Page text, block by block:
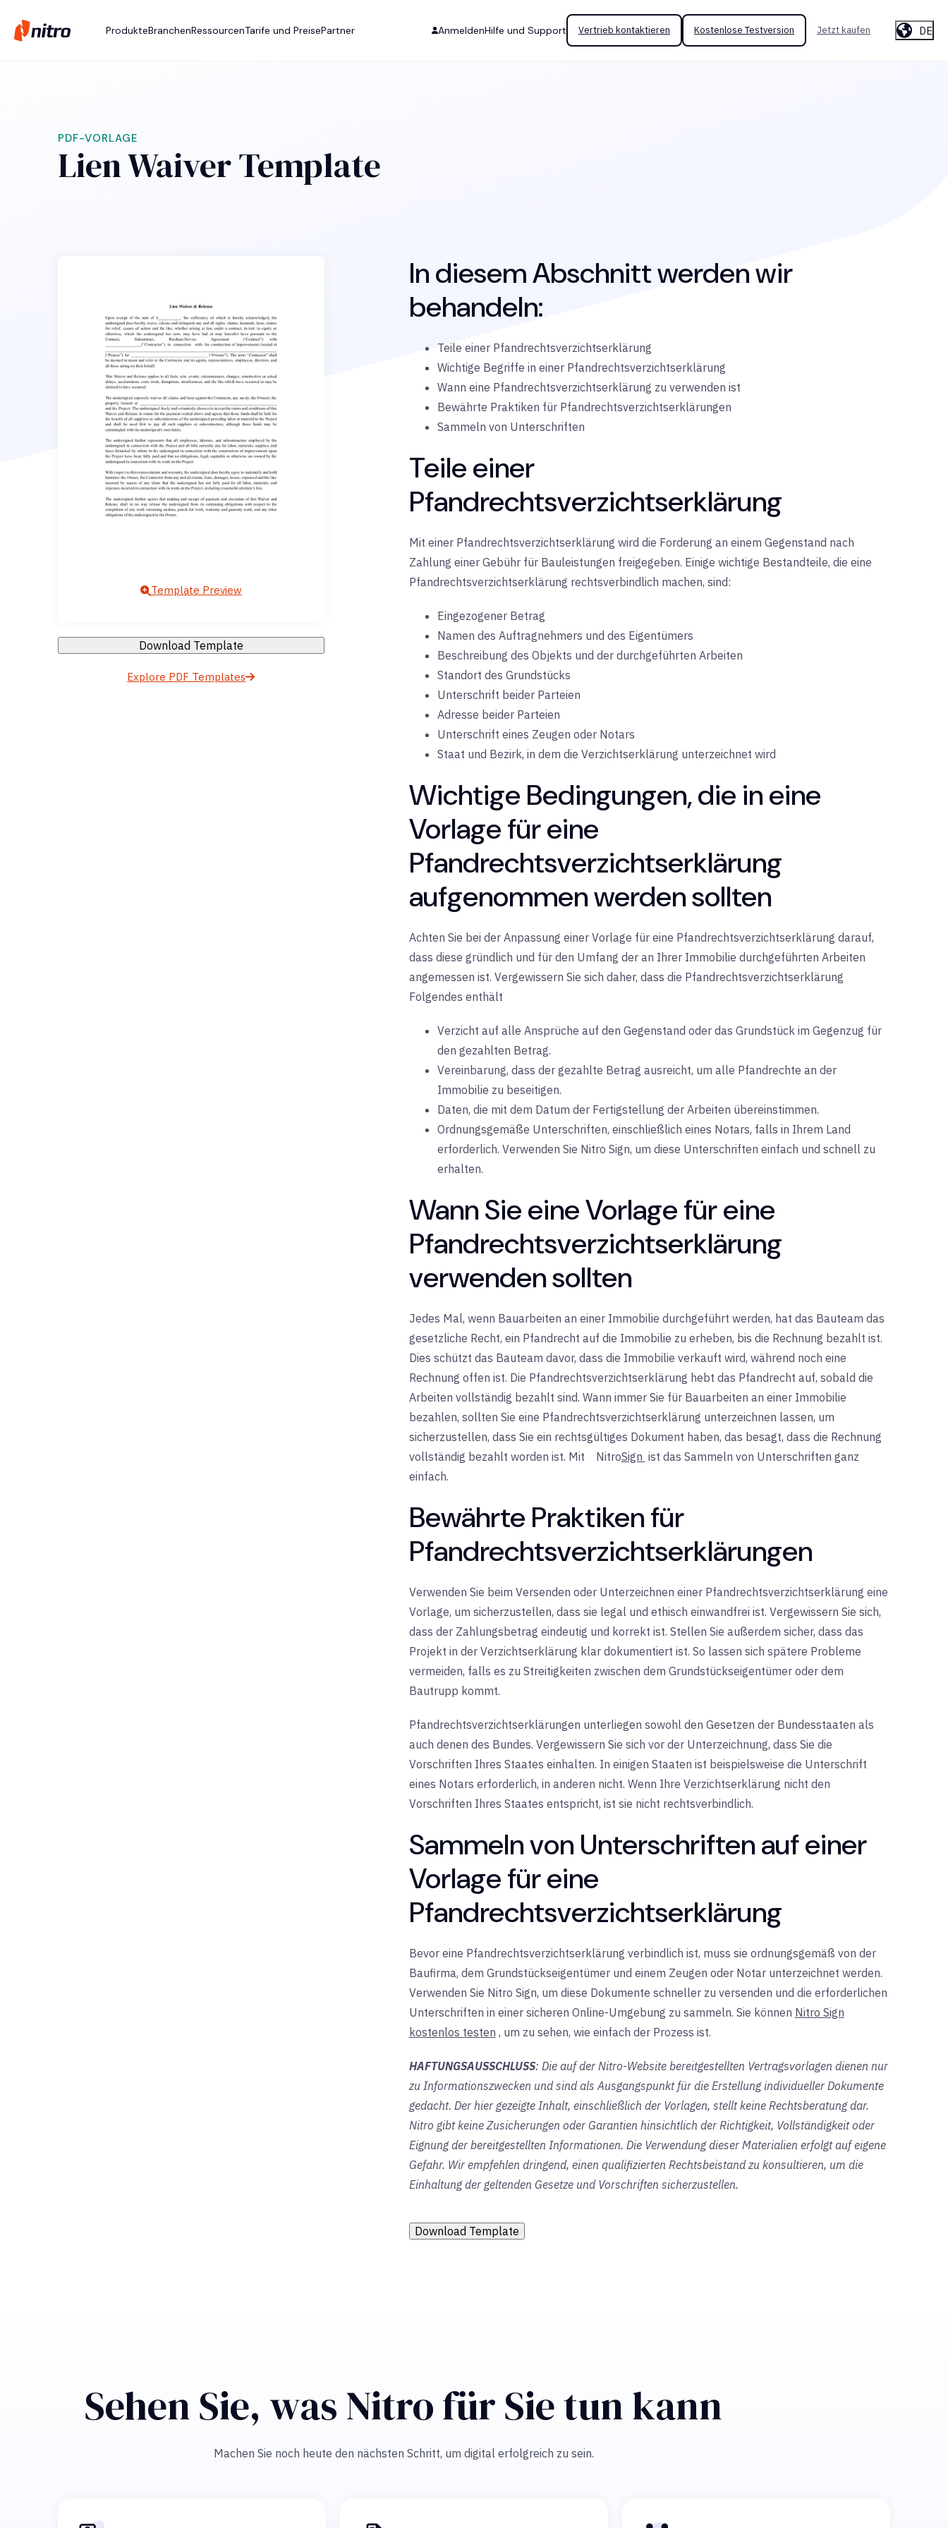
ProdukteBranchenRessourcenTarife und PreisePartner AnmeldenHilfe und Support Vertrieb kontaktieren Kostenlose Testversion Jetzt kaufen DE
PDF-VORLAGE
Lien Waiver Template
Template Preview
Download Template
Explore PDF Templates
In diesem Abschnitt werden wir
behandeln:
Teile einer Pfandrechtsverzichtserklärung
Wichtige Begriffe in einer Pfandrechtsverzichtserklärung
Wann eine Pfandrechtsverzichtserklärung zu verwenden ist
Bewährte Praktiken für Pfandrechtsverzichtserklärungen
Sammeln von Unterschriften
Teile einer
Pfandrechtsverzichtserklärung
Mit einer Pfandrechtsverzichtserklärung wird die Forderung an einem Gegenstand nach
Zahlung einer Gebühr für Bauleistungen freigegeben. Einige wichtige Bestandteile, die eine
Pfandrechtsverzichtserklärung rechtsverbindlich machen, sind:
Eingezogener Betrag
Namen des Auftragnehmers und des Eigentümers
Beschreibung des Objekts und der durchgeführten Arbeiten
Standort des Grundstücks
Unterschrift beider Parteien
Adresse beider Parteien
Unterschrift eines Zeugen oder Notars
Staat und Bezirk, in dem die Verzichtserklärung unterzeichnet wird
Wichtige Bedingungen, die in eine
Vorlage für eine
Pfandrechtsverzichtserklärung
aufgenommen werden sollten
Achten Sie bei der Anpassung einer Vorlage für eine Pfandrechtsverzichtserklärung darauf,
dass diese gründlich und für den Umfang der an Ihrer Immobilie durchgeführten Arbeiten
angemessen ist. Vergewissern Sie sich daher, dass die Pfandrechtsverzichtserklärung
Folgendes enthält
Verzicht auf alle Ansprüche auf den Gegenstand oder das Grundstück im Gegenzug für
den gezahlten Betrag.
Vereinbarung, dass der gezahlte Betrag ausreicht, um alle Pfandrechte an der
Immobilie zu beseitigen.
Daten, die mit dem Datum der Fertigstellung der Arbeiten übereinstimmen.
Ordnungsgemäße Unterschriften, einschließlich eines Notars, falls in Ihrem Land
erforderlich. Verwenden Sie Nitro Sign, um diese Unterschriften einfach und schnell zu
erhalten.
Wann Sie eine Vorlage für eine
Pfandrechtsverzichtserklärung
verwenden sollten
Jedes Mal, wenn Bauarbeiten an einer Immobilie durchgeführt werden, hat das Bauteam das
gesetzliche Recht, ein Pfandrecht auf die Immobilie zu erheben, bis die Rechnung bezahlt ist.
Dies schützt das Bauteam davor, dass die Immobilie verkauft wird, während noch eine
Rechnung offen ist. Die Pfandrechtsverzichtserklärung hebt das Pfandrecht auf, sobald die
Arbeiten vollständig bezahlt sind. Wann immer Sie für Bauarbeiten an einer Immobilie
bezahlen, sollten Sie eine Pfandrechtsverzichtserklärung unterzeichnen lassen, um
sicherzustellen, dass Sie ein rechtsgültiges Dokument haben, das besagt, dass die Rechnung
vollständig bezahlt worden ist. Mit
NitroSign ist das Sammeln von Unterschriften ganz
einfach.
Bewährte Praktiken für
Pfandrechtsverzichtserklärungen
Verwenden Sie beim Versenden oder Unterzeichnen einer Pfandrechtsverzichtserklärung eine
Vorlage, um sicherzustellen, dass sie legal und ethisch einwandfrei ist. Vergewissern Sie sich,
dass der Zahlungsbetrag eindeutig und korrekt ist. Stellen Sie außerdem sicher, dass das
Projekt in der Verzichtserklärung klar dokumentiert ist. So lassen sich spätere Probleme
vermeiden, falls es zu Streitigkeiten zwischen dem Grundstückseigentümer oder dem
Bautrupp kommt.
Pfandrechtsverzichtserklärungen unterliegen sowohl den Gesetzen der Bundesstaaten als
auch denen des Bundes. Vergewissern Sie sich vor der Unterzeichnung, dass Sie die
Vorschriften Ihres Staates einhalten. In einigen Staaten ist beispielsweise die Unterschrift
eines Notars erforderlich, in anderen nicht. Wenn Ihre Verzichtserklärung nicht den
Vorschriften Ihres Staates entspricht, ist sie nicht rechtsverbindlich.
Sammeln von Unterschriften auf einer
Vorlage für eine
Pfandrechtsverzichtserklärung
Bevor eine Pfandrechtsverzichtserklärung verbindlich ist, muss sie ordnungsgemäß von der
Baufirma, dem Grundstückseigentümer und einem Zeugen oder Notar unterzeichnet werden.
Verwenden Sie Nitro Sign, um diese Dokumente schneller zu versenden und die erforderlichen
Unterschriften in einer sicheren Online-Umgebung zu sammeln. Sie können Nitro Sign
kostenlos testen , um zu sehen, wie einfach der Prozess ist.
HAFTUNGSAUSSCHLUSS: Die auf der Nitro-Website bereitgestellten Vertragsvorlagen dienen nur
zu Informationszwecken und sind als Ausgangspunkt für die Erstellung individueller Dokumente
gedacht. Der hier gezeigte Inhalt, einschließlich der Vorlagen, stellt keine Rechtsberatung dar.
Nitro gibt keine Zusicherungen oder Garantien hinsichtlich der Richtigkeit, Vollständigkeit oder
Eignung der bereitgestellten Informationen. Die Verwendung dieser Materialien erfolgt auf eigene
Gefahr. Wir empfehlen dringend, einen qualifizierten Rechtsbeistand zu konsultieren, um die
Einhaltung der geltenden Gesetze und Vorschriften sicherzustellen.
Download Template
Sehen Sie, was Nitro für Sie tun kann
Machen Sie noch heute den nächsten Schritt, um digital erfolgreich zu sein.